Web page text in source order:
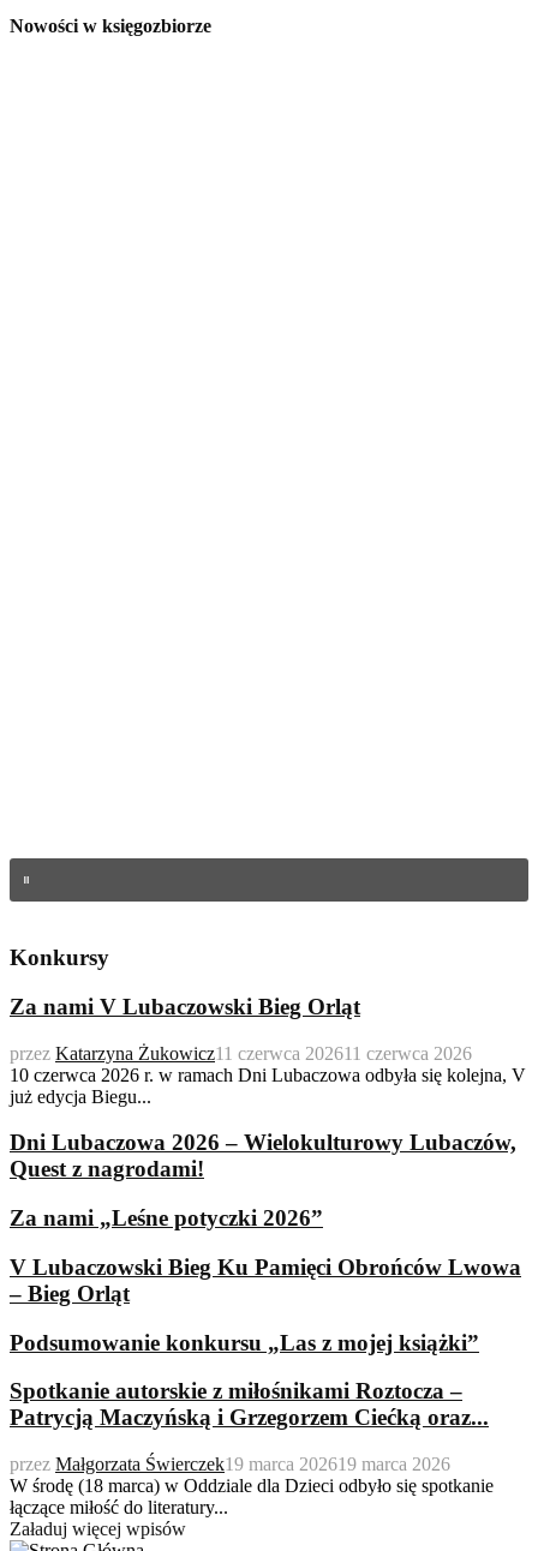
Nowości w księgozbiorze
Konkursy
Za nami V Lubaczowski Bieg Orląt
przez Katarzyna Żukowicz11 czerwca 202611 czerwca 2026
10 czerwca 2026 r. w ramach Dni Lubaczowa odbyła się kolejna, V
już edycja Biegu...
Dni Lubaczowa 2026 – Wielokulturowy Lubaczów,
Quest z nagrodami!
Za nami „Leśne potyczki 2026”
V Lubaczowski Bieg Ku Pamięci Obrońców Lwowa
– Bieg Orląt
Podsumowanie konkursu „Las z mojej książki”
Spotkanie autorskie z miłośnikami Roztocza –
Patrycją Maczyńską i Grzegorzem Ciećką oraz...
przez Małgorzata Świerczek19 marca 202619 marca 2026
W środę (18 marca) w Oddziale dla Dzieci odbyło się spotkanie
łączące miłość do literatury...
Załaduj więcej wpisów